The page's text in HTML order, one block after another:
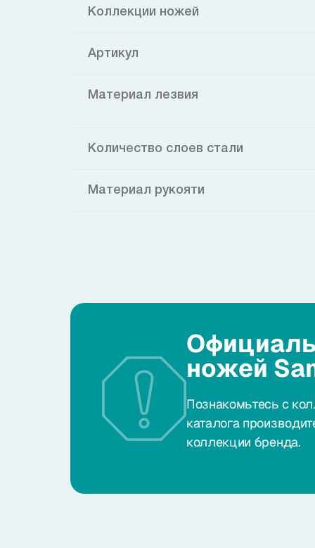
Коллекции ножей
Артикул
Материал лезвия
Количество слоев стали
Материал рукояти
ножей
Познакомьтесь с
каталога
коллекции бренда.